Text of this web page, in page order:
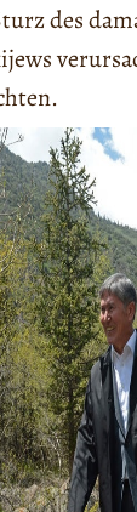
des